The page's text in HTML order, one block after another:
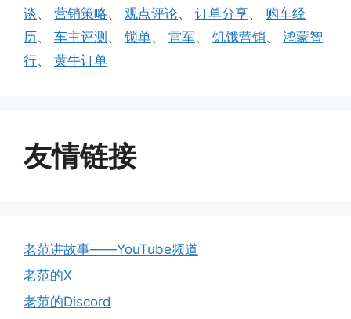
谈、 营销策略、 观点评论、 订单分享、 购车经
历、 车主评测、 锁单、 雷军、 饥饿营销、 鸿蒙智
行、 黄牛订单
友情链接
老范讲故事——YouTube频道
老范的X
老范的Discord